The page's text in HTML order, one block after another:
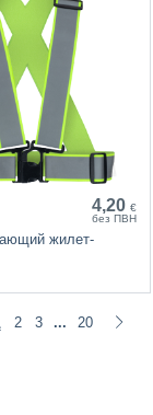
4,20 €
без ПВН
жилет-
2 3 ... 20